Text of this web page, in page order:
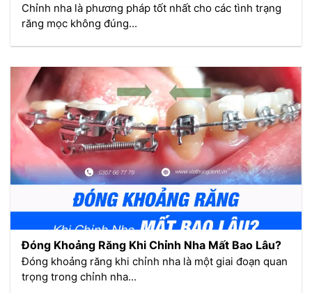
Chỉnh nha là phương pháp tốt nhất cho các tình trạng
răng mọc không đúng...
Đóng Khoảng Răng Khi Chỉnh Nha Mất Bao Lâu?
Đóng khoảng răng khi chỉnh nha là một giai đoạn quan
trọng trong chỉnh nha...